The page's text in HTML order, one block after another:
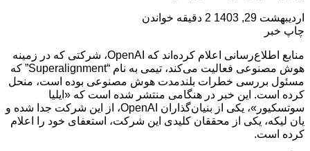
اردیبهشت 29, 1403
2 دقیقه خواندن
چاپ خبر
منابع اطلاع‌رسانی اعلام کرده‌اند که OpenAI، شرکتی که در زمینه
هوش مصنوعی فعالیت می‌کند، تیمی به نام “Superalignment” که
مسئول بررسی خطرات بلندمدت هوش مصنوعی بوده است، منحل
کرده است. این خبر در هنگامی منتشر شده است که «ایلیا
سوتسکیور»، یکی از بنیان‌گذاران OpenAI، از این شرکت جدا شده و
یان لیکه، یکی از محققان کلیدی این شرکت، استعفای خود را اعلام
کرده است.